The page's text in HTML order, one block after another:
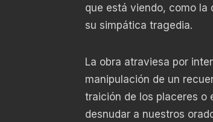
que está viendo, como la
su simpática tragedia.
La obra atraviesa por
manipulación de un
traición de los placeres o
desnudar a nuestros